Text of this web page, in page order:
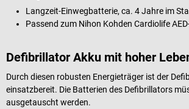
Langzeit-Einwegbatterie, ca. 4 Jahre im
Passend zum Nihon Kohden Cardiolife
Defibrillator Akku mit hoher
Durch diesen robusten Energieträger ist der
einsatzbereit. Die Batterien des Defibrillators
ausgetauscht werden.